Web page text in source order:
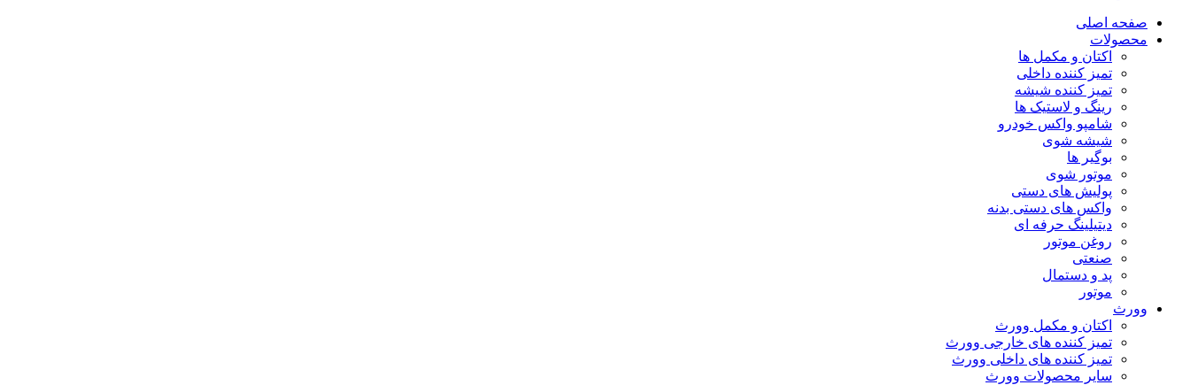
صفحه اصلی
محصولات
اکتان و مکمل ها
تمیز کننده داخلی
تمیز کننده شیشه
رینگ و لاستیک ها
شامپو واکس خودرو
شیشه شوی
بوگیر ها
موتور شوی
پولیش های دستی
واکس های دستی بدنه
دیتیلینگ حرفه ای
روغن موتور
صنعتی
پد و دستمال
موتور
وورث
اکتان و مکمل وورث
تمیز کننده های خارجی وورث
تمیز کننده های داخلی وورث
سایر محصولات وورث